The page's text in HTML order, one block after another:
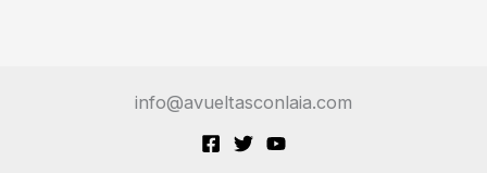
info@avueltasconlaia.com